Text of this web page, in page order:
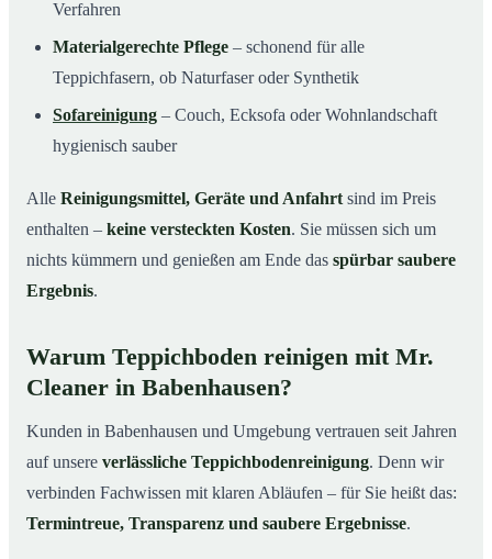
Verfahren
Materialgerechte Pflege – schonend für alle
Teppichfasern, ob Naturfaser oder Synthetik
Sofareinigung – Couch, Ecksofa oder Wohnlandschaft
hygienisch sauber
Alle Reinigungsmittel, Geräte und Anfahrt sind im Preis
enthalten – keine versteckten Kosten. Sie müssen sich um
nichts kümmern und genießen am Ende das spürbar saubere
Ergebnis.
Warum Teppichboden reinigen mit Mr.
Cleaner in Babenhausen?
Kunden in Babenhausen und Umgebung vertrauen seit Jahren
auf unsere verlässliche Teppichbodenreinigung. Denn wir
verbinden Fachwissen mit klaren Abläufen – für Sie heißt das:
Termintreue, Transparenz und saubere Ergebnisse.